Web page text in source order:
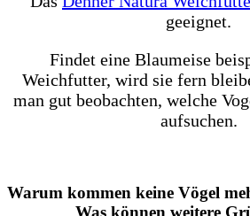
geeignet.
Findet eine Blaumeise
Weichfutter, wird sie fern
man gut beobachten, welche
aufsuchen.
Warum kommen keine Vögel
Was können weitere